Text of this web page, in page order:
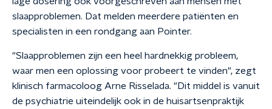
slaapproblemen. Dat melden meerdere patiënten en
specialisten in een rondgang aan Pointer.
"Slaapproblemen zijn een heel hardnekkig probleem,
waar men een oplossing voor probeert te vinden", zegt
klinisch farmacoloog Arne Risselada. "Dit middel is vanuit
de psychiatrie uiteindelijk ook in de huisartsenpraktijk